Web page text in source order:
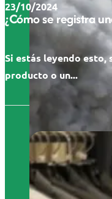
23/10/2024
¿Cómo se registra
Si estás leyendo esto,
producto o un...